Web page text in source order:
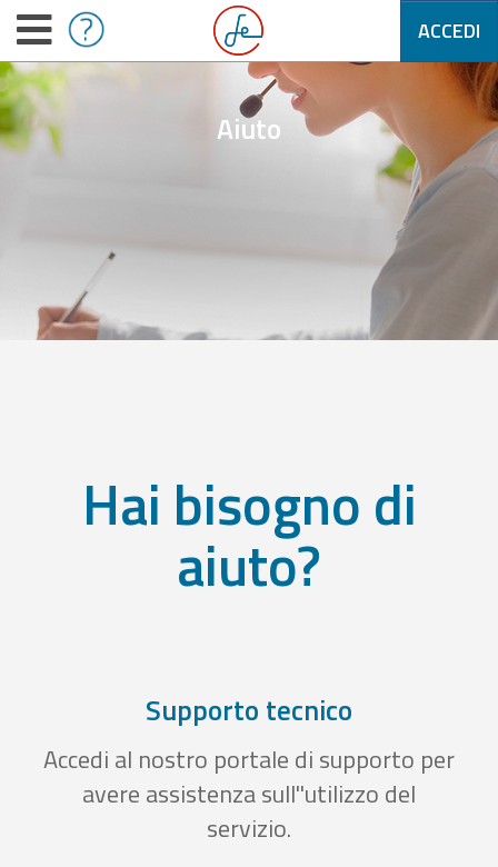
ACCEDI
Aiuto
Hai bisogno di
aiuto?
Supporto tecnico
Accedi al nostro portale di supporto per
avere assistenza sull''utilizzo del
servizio.